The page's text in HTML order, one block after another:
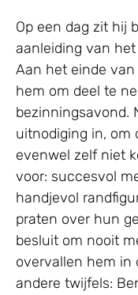
Op een dag zit hij
aanleiding van
Aan het einde
hem om deel te
bezinningsavond.
uitnodiging in, om
evenwel zelf niet
voor: succesvol
handjevol
praten over hun
besluit om nooit
overvallen hem in
andere twijfels: